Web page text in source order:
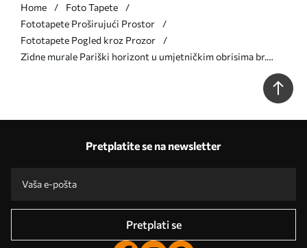
Home
Foto Tapete
Fototapete Proširujući Prostor
Fototapete Pogled kroz Prozor
Zidne murale Pariški horizont u umjetničkim obrisima br.
Pretplatite se na newsletter
Pretplati se